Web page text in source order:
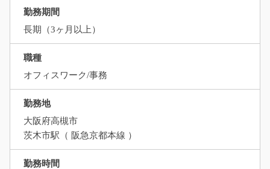
勤務期間
長期（3ヶ月以上）
職種
オフィスワーク/事務
勤務地
大阪府高槻市
茨木市駅（ 阪急京都本線 ）
勤務時間